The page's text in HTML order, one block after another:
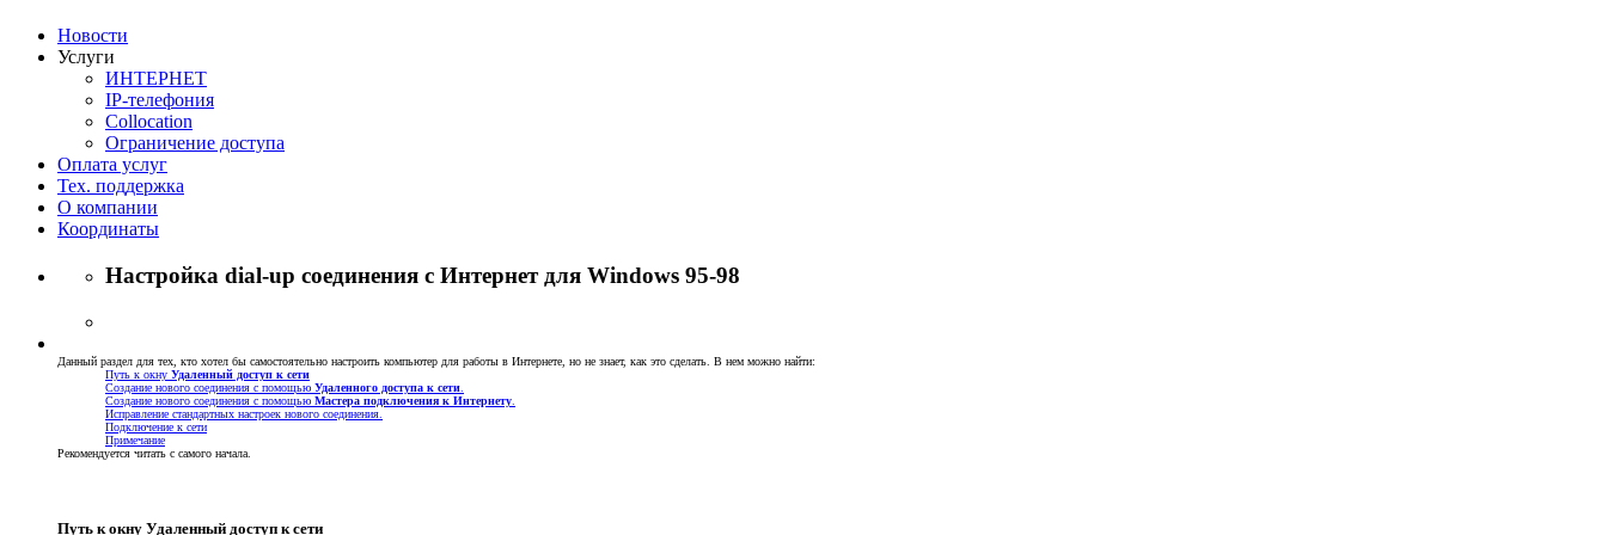
Новости
Услуги
ИНТЕРНЕТ
IP-телефония
Сollocation
Ограничение доступа
Оплата услуг
Тех. поддержка
О компании
Координаты
Настройка dial-up соединения c Интернет для Windows 95-98
Данный раздел для тех, кто хотел бы самостоятельно настроить компьютер для работы в Интернете, но не знает, как это сделать. В нем можно найти:
Путь к окну Удаленный доступ к сети
Создание нового соединения с помощью Удаленного доступа к сети
Создание нового соединения с помощью Мастера подключения к Интернету
Исправление стандартных настроек нового соединения.
Подключение к сети
Примечание
Рекомендуется читать с самого начала.
Путь к окну Удаленный доступ к сети